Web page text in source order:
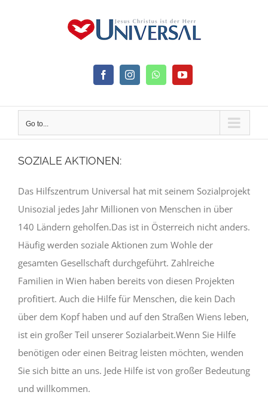
FacebookInstagramWhatsAppYouTube
Go to...
SOZIALE AKTIONEN:
Das Hilfszentrum Universal hat mit seinem Sozialprojekt
Unisozial jedes Jahr Millionen von Menschen in über
140 Ländern geholfen.Das ist in Österreich nicht anders.
Häufig werden soziale Aktionen zum Wohle der
gesamten Gesellschaft durchgeführt. Zahlreiche
Familien in Wien haben bereits von diesen Projekten
profitiert. Auch die Hilfe für Menschen, die kein Dach
über dem Kopf haben und auf den Straßen Wiens leben,
ist ein großer Teil unserer Sozialarbeit.Wenn Sie Hilfe
benötigen oder einen Beitrag leisten möchten, wenden
Sie sich bitte an uns. Jede Hilfe ist von großer Bedeutung
und willkommen.